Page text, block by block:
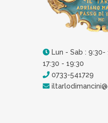
Lun - Sab :
17:30 - 19:30
0733-541729